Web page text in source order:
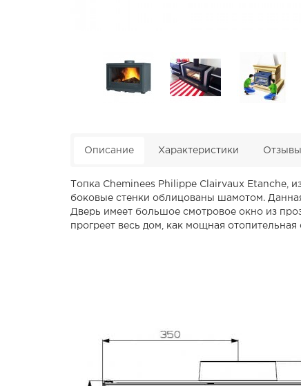
Описание Характеристики Отзывы
Топка Cheminees Philippe Clairvaux Etanche,
боковые стенки облицованы шамотом.
Дверь имеет большое смотровое окно из
прогреет весь дом, как мощная